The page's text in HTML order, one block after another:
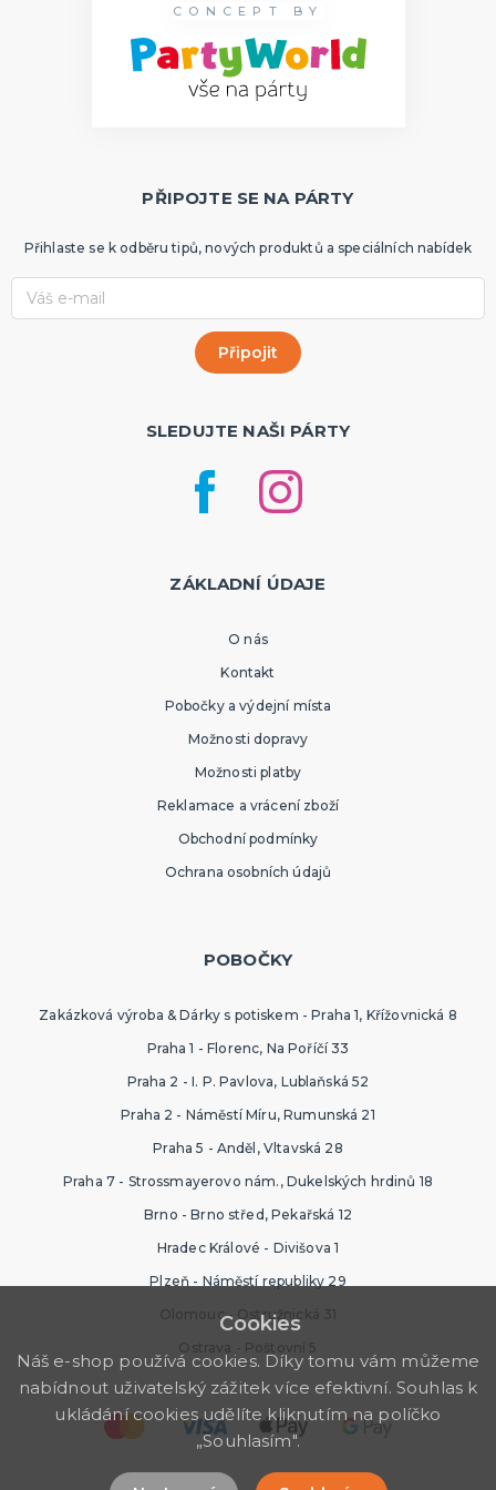
Doplňky pro nevěstu
Doplňky pro družičky
Doplňky pro ženicha
Doplňky pro mládence
CONCEPT BY
PŘIPOJTE SE NA PÁRTY
Přihlaste se k odběru tipů, nových produktů a speciálních nabídek
SLEDUJTE NAŠI PÁRTY
ZÁKLADNÍ ÚDAJE
O nás
Kontakt
Pobočky a výdejní místa
Možnosti dopravy
Možnosti platby
Reklamace a vrácení zboží
Obchodní podmínky
Ochrana osobních údajů
POBOČKY
Zakázková výroba & Dárky s potiskem - Praha 1, Křížovnická 8
Praha 1 - Florenc, Na Poříčí 33
Praha 2 - I. P. Pavlova, Lublaňská 52
Praha 2 - Náměstí Míru, Rumunská 21
Praha 5 - Anděl, Vltavská 28
Praha 7 - Strossmayerovo nám., Dukelských hrdinů 18
Brno - Brno střed, Pekařská 12
Hradec Králové - Divišova 1
Plzeň - Náměstí republiky 29
Olomouc - Ostružnická 31
Ostrava - Poštovní 5
Cookies
Náš e-shop používá cookies. Díky tomu vám můžeme
nabídnout uživatelský zážitek více efektivní. Souhlas k
ukládání cookies udělíte kliknutím na políčko
„Souhlasím".